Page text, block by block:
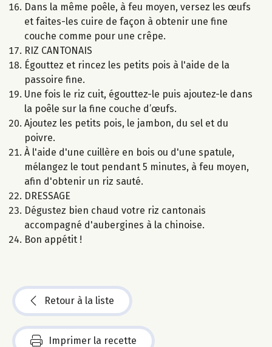
Dans la même poêle, à feu moyen, versez les œufs
et faites-les cuire de façon à obtenir une fine
couche comme pour une crêpe.
RIZ CANTONAIS
Égouttez et rincez les petits pois à l'aide de la
passoire fine.
Une fois le riz cuit, égouttez-le puis ajoutez-le dans
la poêle sur la fine couche d’œufs.
Ajoutez les petits pois, le jambon, du sel et du
poivre.
À l'aide d'une cuillère en bois ou d'une spatule,
mélangez le tout pendant 5 minutes, à feu moyen,
afin d'obtenir un riz sauté.
DRESSAGE
Dégustez bien chaud votre riz cantonais
accompagné d'aubergines à la chinoise.
Bon appétit !
Retour à la liste
Imprimer la recette